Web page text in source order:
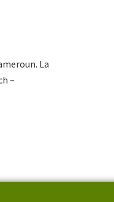
La
–